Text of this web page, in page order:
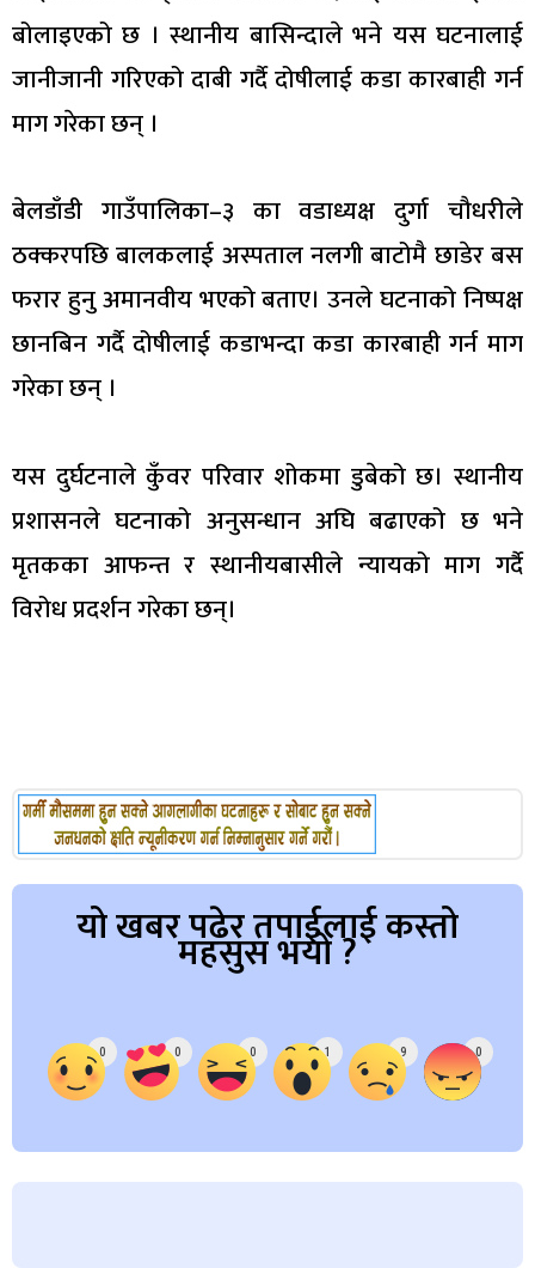
बोलाइएको छ । स्थानीय बासिन्दाले भने यस घटनालाई
जानीजानी गरिएको दाबी गर्दै दोषीलाई कडा कारबाही गर्न
माग गरेका छन् ।
बेलडाँडी गाउँपालिका–३ का वडाध्यक्ष दुर्गा चौधरीले
ठक्करपछि बालकलाई अस्पताल नलगी बाटोमै छाडेर बस
फरार हुनु अमानवीय भएको बताए। उनले घटनाको निष्पक्ष
छानबिन गर्दै दोषीलाई कडाभन्दा कडा कारबाही गर्न माग
गरेका छन् ।
यस दुर्घटनाले कुँवर परिवार शोकमा डुबेको छ। स्थानीय
प्रशासनले घटनाको अनुसन्धान अघि बढाएको छ भने
मृतकका आफन्त र स्थानीयबासीले न्यायको माग गर्दै
विरोध प्रदर्शन गरेका छन्।
यो खबर पढेर तपाईलाई कस्तो
महसुस भयो ?
0 0 0 1 9 0